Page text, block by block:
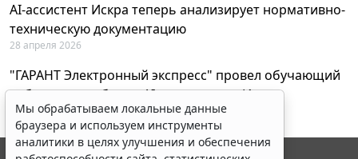
AI-ассистент Искра теперь анализирует нормативно-
техническую документацию
28 апреля 2026
"ГАРАНТ Электронный экспресс" провел обучающий
вебинар по работе с AI-ассистентом Искра
23 апреля 2026
Мы обрабатываем локальные данные
браузера и используем инструменты
аналитики в целях улучшения и обеспечения